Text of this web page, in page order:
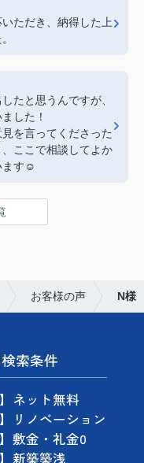
仕事をしていく拠点
り合うことができま
。
ただき、納得した上
たと思うんですが、
した！
を言ってくださった
ここで相談してよか
ます☺️
お客様の声 N様
索条件
】ネット無料
】リノベーション
】敷金・礼金0
】新築築浅